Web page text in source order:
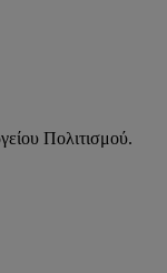
Πολιτισμού.